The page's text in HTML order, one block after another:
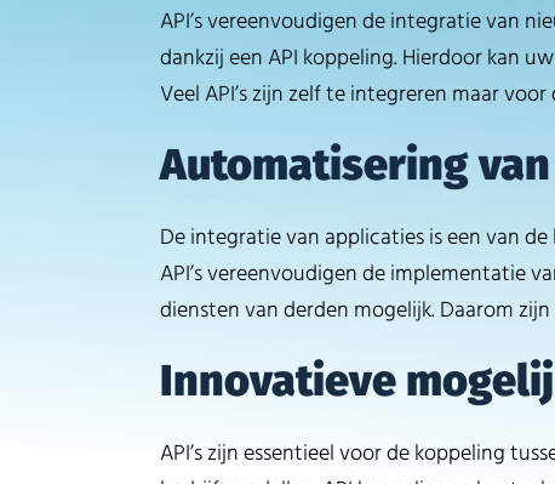
API’s vereenvoudigen de integratie van
dankzij een API koppeling. Hierdoor kan
Veel API’s zijn zelf te integreren maar
Automatisering
De integratie van applicaties is een van
API’s vereenvoudigen de implementatie
diensten van derden mogelijk. Daarom
Innovatieve
API’s zijn essentieel voor de koppeling